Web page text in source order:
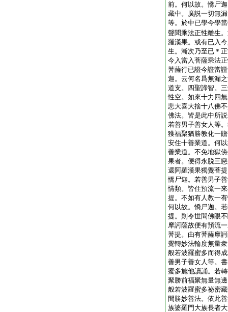
前。何以故。憍尸
藏中。廣説一切無
等。於中已學今學
聲聞乘法正性離生
羅漢果。或有已入
生。漸次乃至已＊
今入當入菩薩乘法
菩薩行已證今證當
迦。云何名爲無漏
道支。四聖諦智。
性空。如來十力四
悲大喜大捨十八佛
佛法。皆是此中所
若善男子善女人等
獲福聚猶勝教化一
安住十善業道。何
善業道。不免地獄
果者。便得永脱三
還阿羅漢果獨覺菩
憍尸迦。若善男子
情類。皆住預流一
提。不如有人教一
何以故。憍尸迦。
提。則令世間佛眼
摩訶薩故便有預流
菩提。由有菩薩摩
覺轉妙法輪度無量
般若波羅蜜多而得
善男子善女人等。
蜜多施他讀誦。若
聚勝前福聚無量無
般若波羅蜜多祕密
間勝妙善法。依此
族婆羅門大族長者